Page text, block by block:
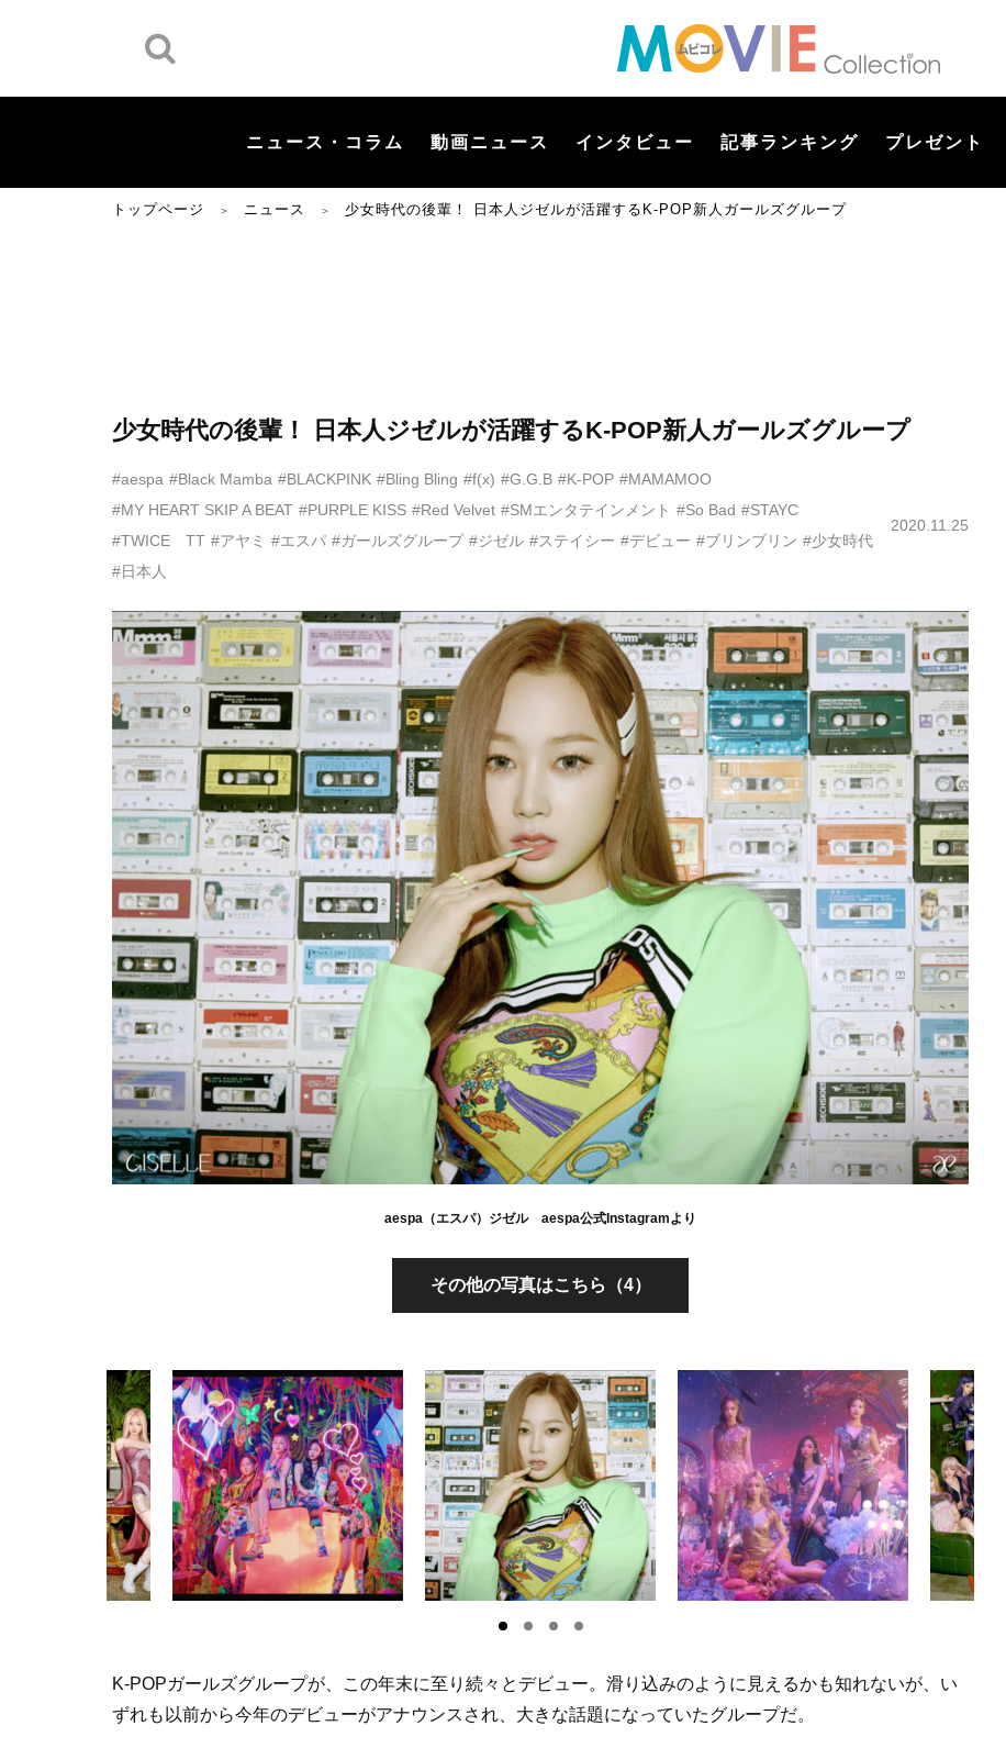
ニュース・コラム 動画ニュース インタビュー 記事ランキング プレゼント
トップページ ＞ ニュース ＞ 少女時代の後輩！ 日本人ジゼルが活躍するK-POP新人ガールズグループ
少女時代の後輩！ 日本人ジゼルが活躍するK-POP新人ガールズグループ
#aespa #Black Mamba #BLACKPINK #Bling Bling #f(x) #G.G.B #K-POP #MAMAMOO
#MY HEART SKIP A BEAT #PURPLE KISS #Red Velvet #SMエンタテインメント #So Bad #STAYC
#TWICE TT #アヤミ #エスパ #ガールズグループ #ジゼル #ステイシー #デビュー #ブリンブリン #少女時代
#日本人
2020.11.25
aespa（エスパ）ジゼル aespa公式Instagramより
その他の写真はこちら（4）
K-POPガールズグループが、この年末に至り続々とデビュー。滑り込みのように見えるかも知れないが、い
ずれも以前から今年のデビューがアナウンスされ、大きな話題になっていたグループだ。